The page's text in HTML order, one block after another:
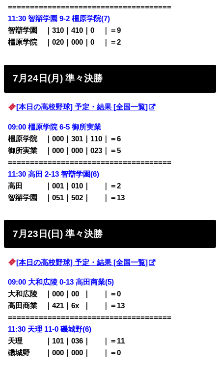
=====================================
11:30 智辯学園 9-2 橿原学院(7)
智辯学園 ｜310｜410｜0
｜＝9
橿原学院 ｜020｜000｜0
｜＝2
7月24日(月) 準々決勝
[本日の高校野球] 予定・結果 [全国一覧]
09:00 橿原学院 6-5 御所実業
橿原学院 ｜000｜301｜110｜＝6
御所実業 ｜000｜000｜023｜＝5
=====================================
11:30 高田 2-13 智辯学園(6)
高田 ｜001｜010｜
｜＝2
智辯学園 ｜051｜502｜
｜＝13
7月23日(日) 準々決勝
[本日の高校野球] 予定・結果 [全国一覧]
09:00 大和広陵 0-13 高田商業(5)
大和広陵 ｜000｜00
｜＝0
高田商業 ｜421｜6x
｜＝13
=====================================
11:30 天理 11-0 磯城野(6)
天理 ｜101｜036｜
｜＝11
磯城野 ｜000｜000｜
｜＝0